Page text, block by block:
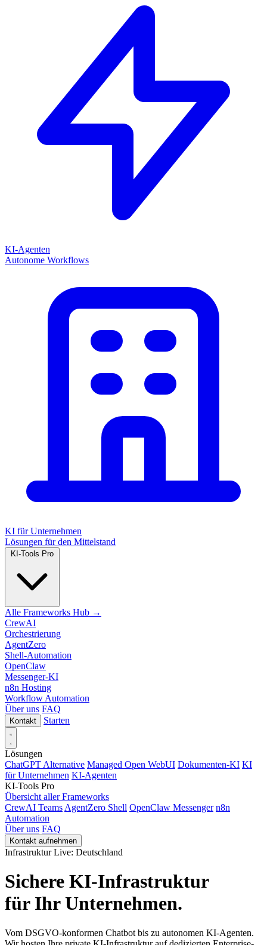
KI-Agenten
Autonome Workflows
KI für Unternehmen
Lösungen für den Mittelstand
KI-Tools Pro
Alle Frameworks Hub →
CrewAI
Orchestrierung
AgentZero
Shell-Automation
OpenClaw
Messenger-KI
n8n Hosting
Workflow Automation
Über uns FAQ
Kontakt Starten
Lösungen
ChatGPT Alternative Managed Open WebUI Dokumenten-KI KI
für Unternehmen KI-Agenten
KI-Tools Pro
Übersicht aller Frameworks
CrewAI Teams AgentZero Shell OpenClaw Messenger n8n
Automation
Über uns FAQ
Kontakt aufnehmen
Infrastruktur Live: Deutschland
Sichere KI-Infrastruktur
für Ihr Unternehmen.
Vom DSGVO-konformen Chatbot bis zu autonomen KI-Agenten.